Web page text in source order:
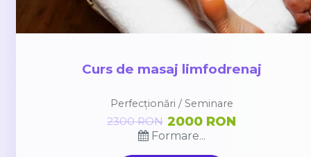
Curs de masaj limfodrenaj
Perfecționări / Seminare
Formare...
2300 RON 2000 RON